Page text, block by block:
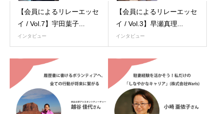
【会員によるリレーエッセ
イ / Vol.7】宇田葉子...
インタビュー
【会員によるリレーエッセ
イ / Vol.3】早瀬真理...
インタビュー